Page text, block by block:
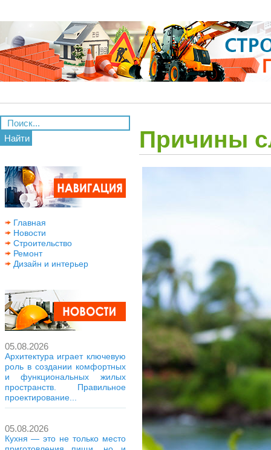
Найти
Главная
Новости
Строительство
Ремонт
Дизайн и интерьер
05.08.2026
Архитектура играет ключевую
роль в создании комфортных
и функциональных жилых
пространств. Правильное
проектирование...
05.08.2026
Кухня — это не только место
Причины